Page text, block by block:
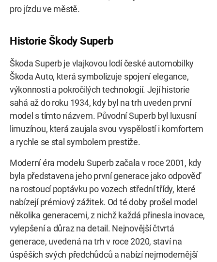
pro jízdu ve městě.
Historie Škody Superb
Škoda Superb je vlajkovou lodí české automobilky
Škoda Auto, která symbolizuje spojení elegance,
výkonnosti a pokročilých technologií. Její historie
sahá až do roku 1934, kdy byl na trh uveden první
model s tímto názvem. Původní Superb byl luxusní
limuzínou, která zaujala svou vyspělostí i komfortem
a rychle se stal symbolem prestiže.
Moderní éra modelu Superb začala v roce 2001, kdy
byla představena jeho první generace jako odpověď
na rostoucí poptávku po vozech střední třídy, které
nabízejí prémiový zážitek. Od té doby prošel model
několika generacemi, z nichž každá přinesla inovace,
vylepšení a důraz na detail. Nejnovější čtvrtá
generace, uvedená na trh v roce 2020, staví na
úspěších svých předchůdců a nabízí nejmodernější